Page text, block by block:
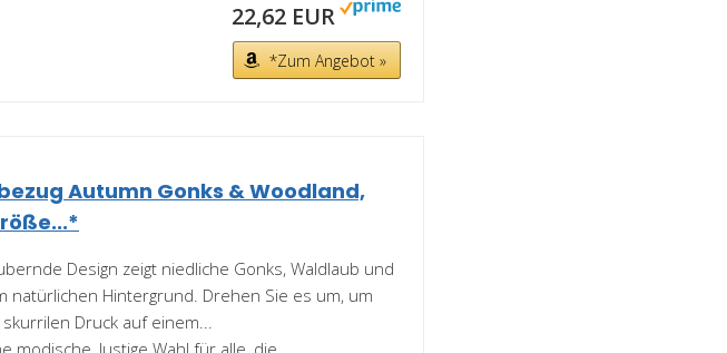
22,62 EUR
*Zum Angebot »
Autumn Gonks & Woodland,
Design zeigt niedliche Gonks, Waldlaub und
natürlichen Hintergrund. Drehen Sie es um, um
Druck auf einem...
modische, lustige Wahl für alle, die